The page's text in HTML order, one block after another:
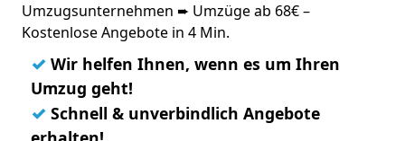
Umzugsunternehmen ➨ Umzüge ab 68€ –
Kostenlose Angebote in 4 Min.
✓ Wir helfen Ihnen, wenn es um Ihren
Umzug geht!
✓ Schnell & unverbindlich Angebote